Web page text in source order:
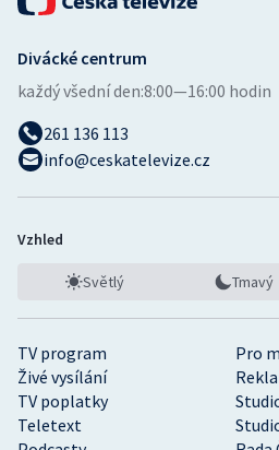
TV program
Pro
Živé vysílání
TV poplatky
Teletext
Divácké centrum
každý všední den:8:00—16:00 hodin
261 136 113
info@ceskatelevize.cz
Vzhled
Světlý Tmavý